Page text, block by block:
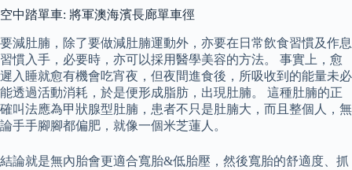
空中踏單車: 將軍澳海濱長廊單車徑
要減肚腩，除了要做減肚腩運動外，亦要在日常飲食習慣及作息
習慣入手，必要時，亦可以採用醫學美容的方法。 事實上，愈
遲入睡就愈有機會吃宵夜，但夜間進食後，所吸收到的能量未必
能透過活動消耗，於是便形成脂肪，出現肚腩。 這種肚腩的正
確叫法應為甲狀腺型肚腩，患者不只是肚腩大，而且整個人，無
論手手腳腳都偏肥，就像一個米芝蓮人。
結論就是無內胎會更適合寬胎&低胎壓，然後寬胎的舒適度、抓